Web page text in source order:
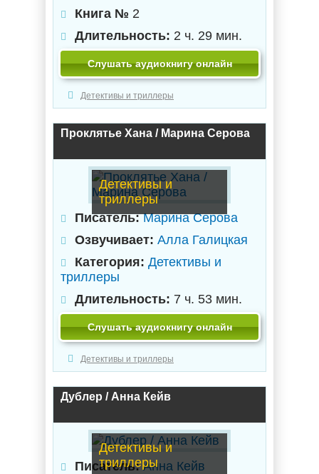
Книга № 2
Длительность: 2 ч. 29 мин.
Слушать аудиокнигу онлайн
Детективы и триллеры
Проклятье Хана / Марина Серова
Детективы и
триллеры
Писатель: Марина Серова
Озвучивает: Алла Галицкая
Категория: Детективы и
триллеры
Длительность: 7 ч. 53 мин.
Слушать аудиокнигу онлайн
Детективы и триллеры
Дублер / Анна Кейв
Детективы и
триллеры
Писатель: Анна Кейв